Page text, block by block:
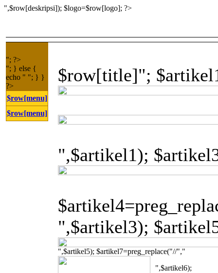
",$row[deskripsi]); $logo=$row[logo]; ?>
"; ?>
"; } else {
echo " "; } }
?>
$row[menu]
$row[menu]
$row[title]";
",$artikel1);
",$artikel3);
",$artikel5); $artikel7=preg_replace("//","
",$artikel6);